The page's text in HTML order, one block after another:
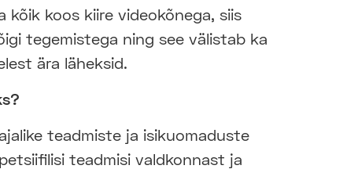
koos kiire videokõnega, siis
tegemistega ning see välistab ka
ära läheksid.
teadmiste ja isikuomaduste
teadmisi valdkonnast ja